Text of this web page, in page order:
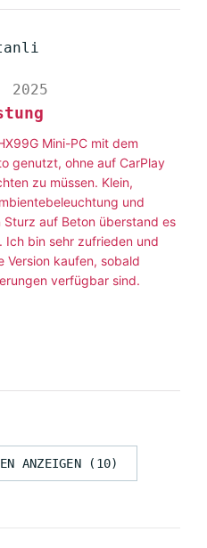
2025
Mini-PC mit dem
genutzt, ohne auf CarPlay
zu müssen. Klein,
und
Sturz auf Beton überstand es
Ich bin sehr zufrieden und
Version kaufen, sobald
verfügbar sind.
ANZEIGEN (10)